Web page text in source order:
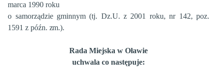
marca 1990 roku
o samorządzie gminnym (tj. Dz.U. z 2001 roku, nr 142, poz.
1591 zpóźn. zm.).
Rada Miejska w Oławie
uchwala co następuje: